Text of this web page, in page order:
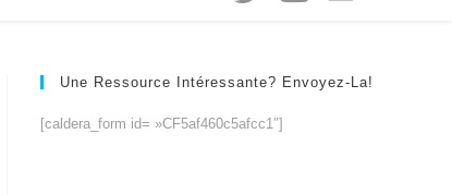
Une Ressource Intéressante? Envoyez-La!
[caldera_form id= »CF5af460c5afcc1″]